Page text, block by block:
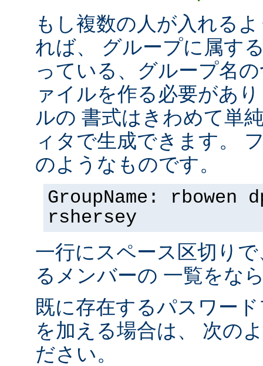
もし複数の人が入れる
れば、 グループに属す
っている、グループ名
ァイルを作る必要があ
ルの 書式はきわめて単
ィタで生成できます。
のようなものです。
GroupName: rbowen
rshersey
一行にスペース区切り
るメンバーの 一覧をな
既に存在するパスワー
を加える場合は、 次の
ださい。